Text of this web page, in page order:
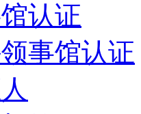
认证
事馆认证